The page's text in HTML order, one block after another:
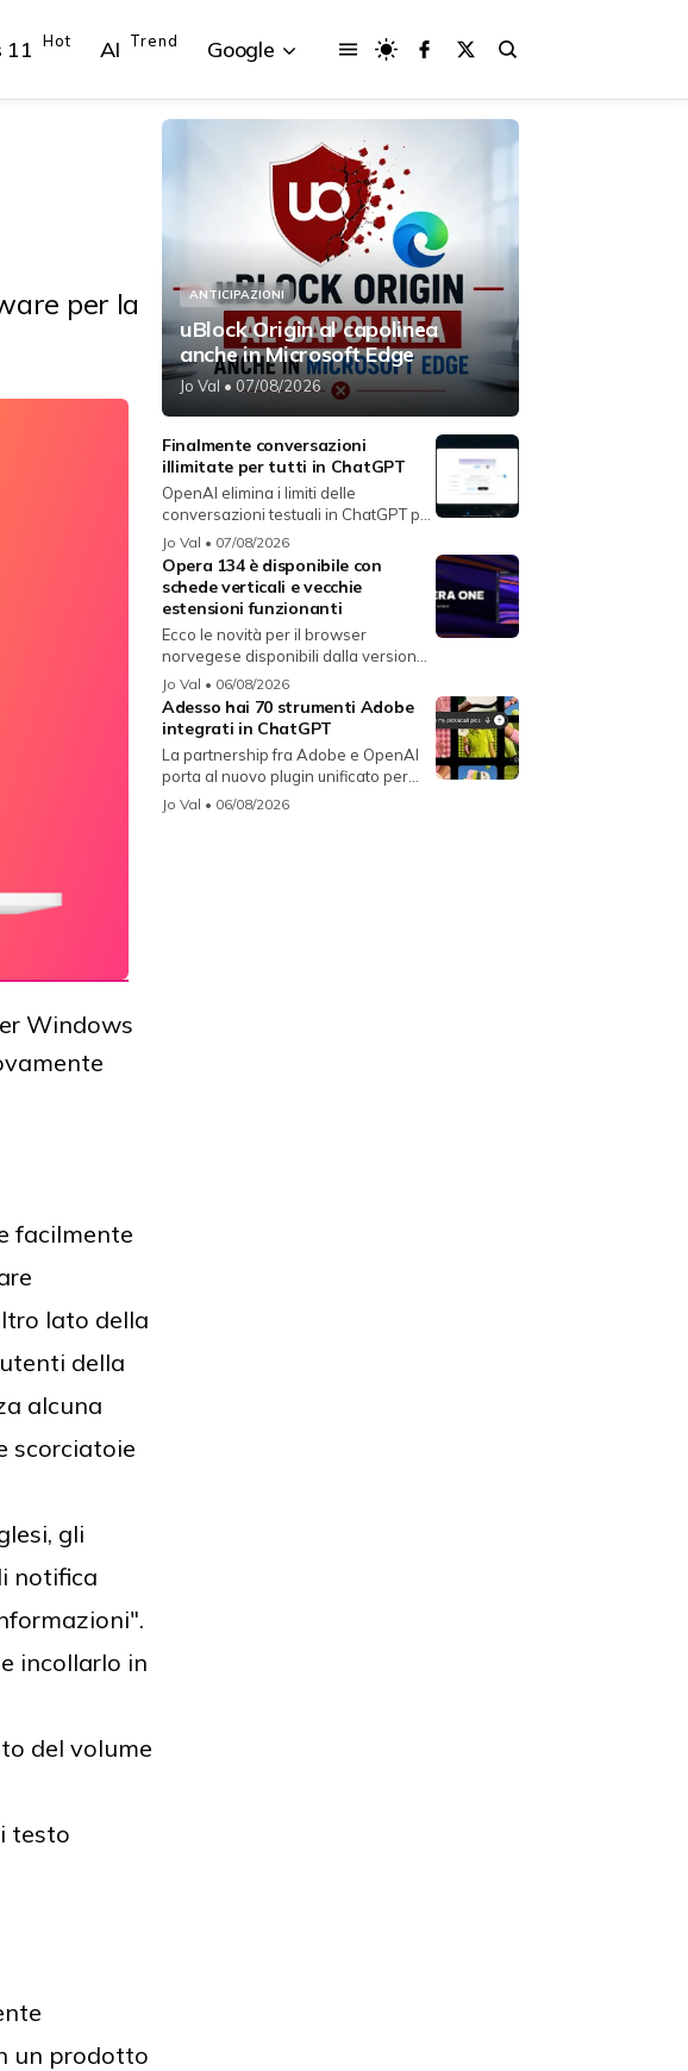
{{POSTS[3].LABEL}}
{{posts[3].title}}
11 Hot AI Trend Google
{{POSTS[3].LABEL}}
{{posts[3].title}}
per la
Windows
facilmente
lato della
della
alcuna
scorciatoie
gli
notifica
incollarlo in
del volume
testo
un prodotto
ANTICIPAZIONI
uBlock Origin al capolinea
anche in Microsoft Edge
Jo Val • 07/08/2026
Finalmente conversazioni
illimitate per tutti in ChatGPT
OpenAI elimina i limiti delle
conversazioni testuali in ChatGPT per
i...Jo Val • 07/08/2026
Opera 134 è disponibile con
schede verticali e vecchie
estensioni funzionanti
Ecco le novità per il browser
norvegese disponibili dalla versione
134...
Jo Val • 06/08/2026
Adesso hai 70 strumenti Adobe
integrati in ChatGPT
La partnership fra Adobe e OpenAI
porta al nuovo plugin unificato per...
Jo Val • 06/08/2026